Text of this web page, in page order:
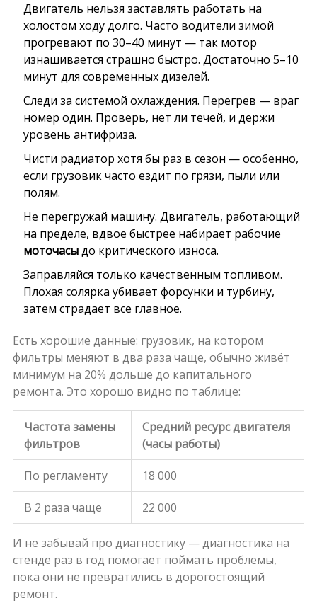
Двигатель нельзя заставлять работать на
холостом ходу долго. Часто водители зимой
прогревают по 30–40 минут — так мотор
изнашивается страшно быстро. Достаточно 5–10
минут для современных дизелей.
Следи за системой охлаждения. Перегрев — враг
номер один. Проверь, нет ли течей, и держи
уровень антифриза.
Чисти радиатор хотя бы раз в сезон — особенно,
если грузовик часто ездит по грязи, пыли или
полям.
Не перегружай машину. Двигатель, работающий
на пределе, вдвое быстрее набирает рабочие
моточасыдо критического износа.
Заправляйся только качественным топливом.
Плохая солярка убивает форсунки и турбину,
затем страдает все главное.
Есть хорошие данные: грузовик, на котором
фильтры меняют в два раза чаще, обычно живёт
минимум на 20% дольше до капитального
ремонта. Это хорошо видно по таблице:
Частота замены
фильтров
Средний ресурс двигателя
(часы работы)
По регламенту 18 000
В 2 раза чаще 22 000
И не забывай про диагностику — диагностика на
стенде раз в год помогает поймать проблемы,
пока они не превратились в дорогостоящий
ремонт.